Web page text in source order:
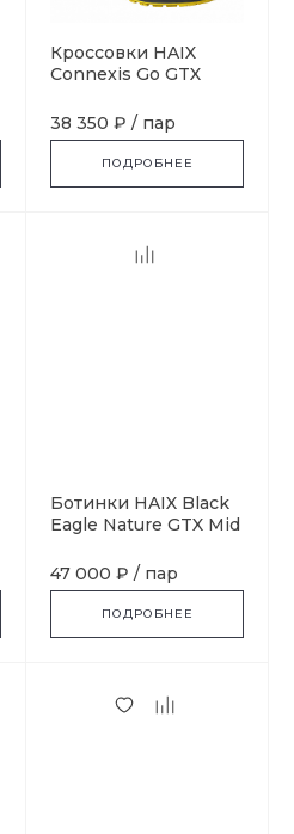
Кроссовки HAIX
Connexis Go GTX
38 350 ₽ / пар
ПОДРОБНЕЕ
Ботинки HAIX Black
Eagle Nature GTX Mid
47 000 ₽ / пар
ПОДРОБНЕЕ